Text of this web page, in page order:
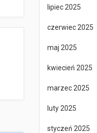
lipiec 2025
czerwiec 2025
maj 2025
kwiecień 2025
marzec 2025
luty 2025
styczeń 2025